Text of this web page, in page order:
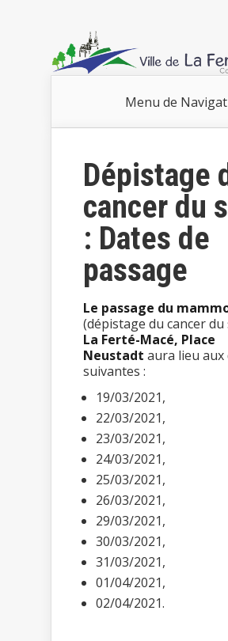
Menu de
Dépistage
cancer du
: Dates de
passage
Le passage du
(dépistage du cancer du
La Ferté-Macé, Place
Neustadt aura lieu aux
suivantes :
19/03/2021,
22/03/2021,
23/03/2021,
24/03/2021,
25/03/2021,
26/03/2021,
29/03/2021,
30/03/2021,
31/03/2021,
01/04/2021,
02/04/2021.